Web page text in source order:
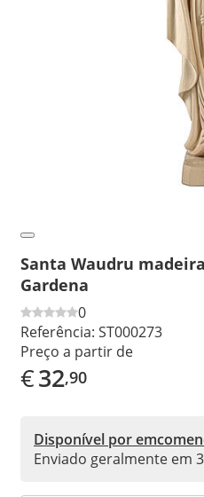
Santa Waudru
Gardena
0
Referência: ST000273
Preço a partir de
€32,90
Disponível por
Enviado geralmente em